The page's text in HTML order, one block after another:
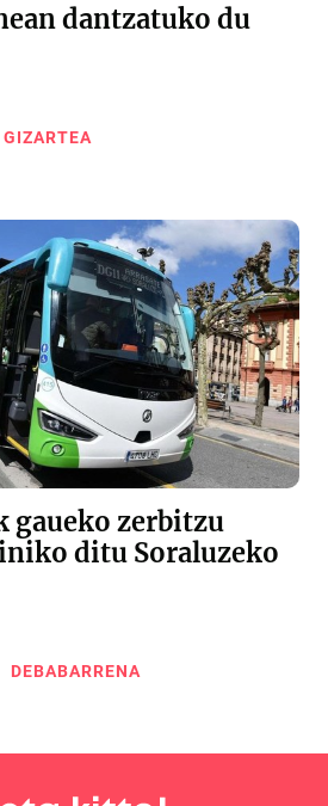
dantzatuko du
GIZARTEA
gaueko zerbitzu
ditu Soraluzeko
DEBABARRENA